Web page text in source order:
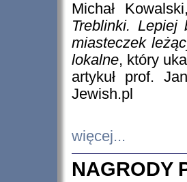
Michał
Treblinki. Lepiej
miasteczek
lokalne, który
artykuł prof.
Jewish.pl
więcej...
NAGRODY